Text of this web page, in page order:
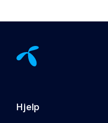
Hjelp